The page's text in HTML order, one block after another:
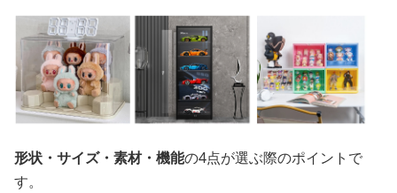
形状・サイズ・素材・機能の4点が選ぶ際のポイントで
す。